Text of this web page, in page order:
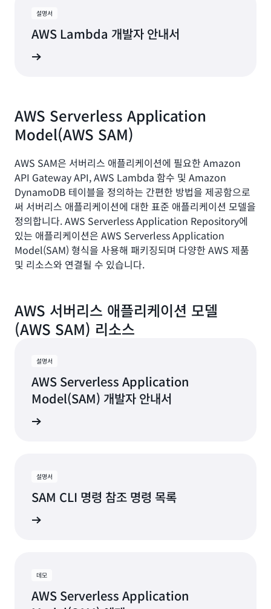
설명서
AWS Lambda 개발자 안내서
AWS Serverless Application
Model(AWS SAM)
AWS SAM은 서버리스 애플리케이션에 필요한 Amazon
API Gateway API, AWS Lambda 함수 및 Amazon
DynamoDB 테이블을 정의하는 간편한 방법을 제공함으로
써 서버리스 애플리케이션에 대한 표준 애플리케이션 모델을
정의합니다. AWS Serverless Application Repository에
있는 애플리케이션은 AWS Serverless Application
Model(SAM) 형식을 사용해 패키징되며 다양한 AWS 제품
및 리소스와 연결될 수 있습니다.
AWS 서버리스 애플리케이션 모델
(AWS SAM) 리소스
설명서
AWS Serverless Application
Model(SAM) 개발자 안내서
설명서
SAM CLI 명령 참조 명령 목록
데모
AWS Serverless Application